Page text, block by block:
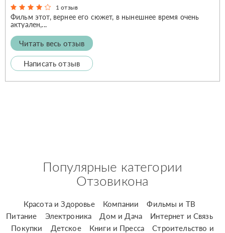
1 отзыв
Фильм этот, вернее его сюжет, в нынешнее время очень
актуален,...
Читать весь отзыв
Написать отзыв
Популярные категории
Отзовикона
Красота и Здоровье Компании
Фильмы и ТВ
Питание
Электроника Дом и Дача
Интернет и Связь
Покупки
Детское Книги и Пресса
Строительство и